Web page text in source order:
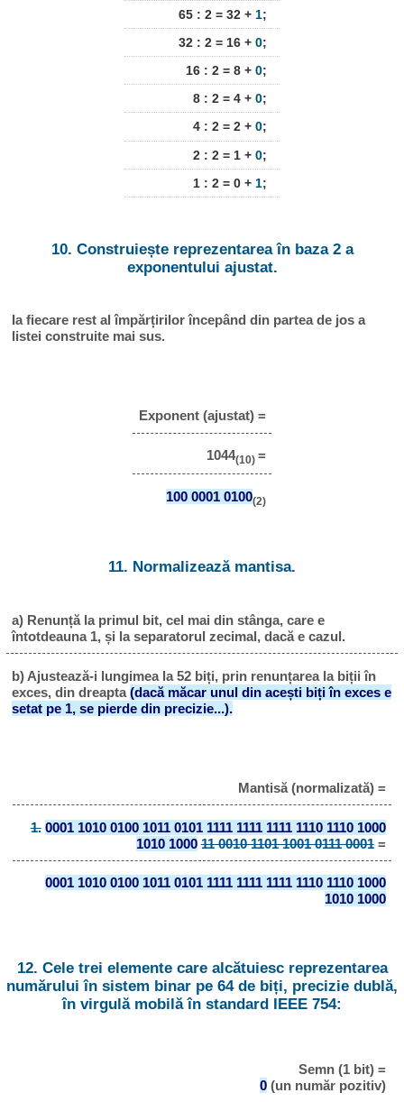
65 : 2 = 32 + 1;
32 : 2 = 16 + 0;
16 : 2 = 8 + 0;
8 : 2 = 4 + 0;
4 : 2 = 2 + 0;
2 : 2 = 1 + 0;
1 : 2 = 0 + 1;
10. Construiește reprezentarea în baza 2 a
exponentului ajustat.
Ia fiecare rest al împărțirilor începând din partea de jos a
listei construite mai sus.
Exponent (ajustat) =
1044(10) =
100 0001 0100(2)
11. Normalizează mantisa.
a) Renunță la primul bit, cel mai din stânga, care e
întotdeauna 1, și la separatorul zecimal, dacă e cazul.
b) Ajustează-i lungimea la 52 biți, prin renunțarea la biții în
exces, din dreapta(dacă măcar unul din acești biți în exces e
setat pe 1, se pierde din precizie...).
Mantisă (normalizată) =
1. 0001 1010 0100 1011 0101 1111 1111 1111 1110 1110 1000
1010 1000 11 0010 1101 1001 0111 0001=
0001 1010 0100 1011 0101 1111 1111 1111 1110 1110 1000
1010 1000
12. Cele trei elemente care alcătuiesc reprezentarea
numărului în sistem binar pe 64 de biți, precizie dublă,
în virgulă mobilă în standard IEEE 754:
Semn (1 bit) =
0(un număr pozitiv)